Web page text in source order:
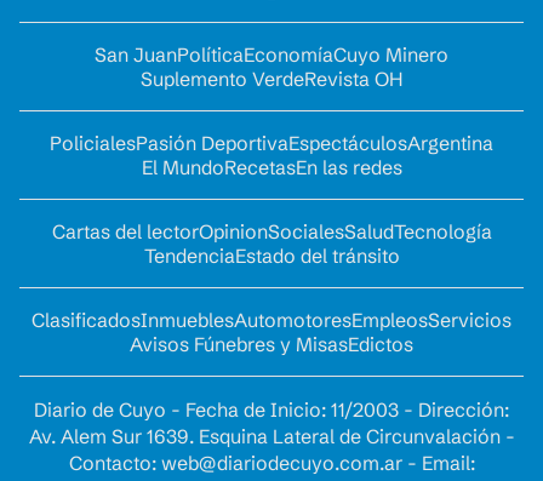
San JuanPolíticaEconomíaCuyo Minero
Suplemento VerdeRevista OH
PolicialesPasión DeportivaEspectáculosArgentina
El MundoRecetasEn las redes
Cartas del lectorOpinionSocialesSaludTecnología
TendenciaEstado del tránsito
ClasificadosInmueblesAutomotoresEmpleosServicios
Avisos Fúnebres y MisasEdictos
Diario de Cuyo - Fecha de Inicio: 11/2003 - Dirección:
Av. Alem Sur 1639. Esquina Lateral de Circunvalación -
Contacto: web@diariodecuyo.com.ar- Email: